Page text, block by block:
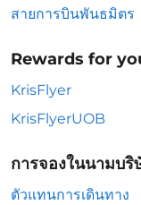
สายการบินพันธมิตร
Rewards for
KrisFlyer
KrisFlyerUOB
การจองในนามบริ
ตัวแทนการเดินทาง